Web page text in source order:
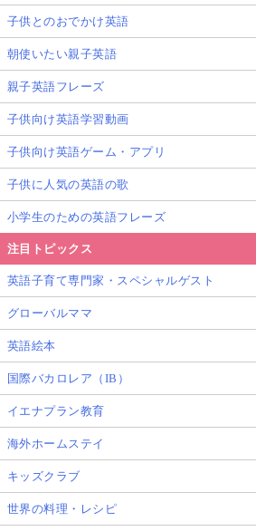
子供とのおでかけ英語
朝使いたい親子英語
親子英語フレーズ
子供向け英語学習動画
子供向け英語ゲーム・アプリ
子供に人気の英語の歌
小学生のための英語フレーズ
注目トピックス
英語子育て専門家・スペシャルゲスト
グローバルママ
英語絵本
国際バカロレア（IB）
イエナプラン教育
海外ホームステイ
キッズクラブ
世界の料理・レシピ